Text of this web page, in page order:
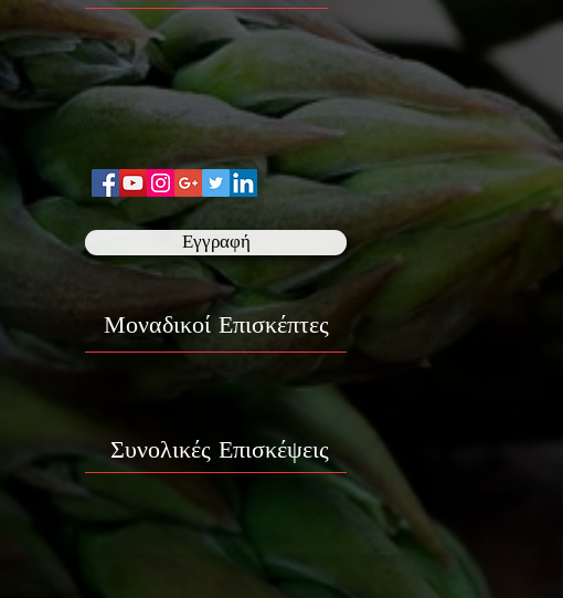
Εγγραφή
Μοναδικοί Επισκέπτες
Συνολικές Επισκέψεις